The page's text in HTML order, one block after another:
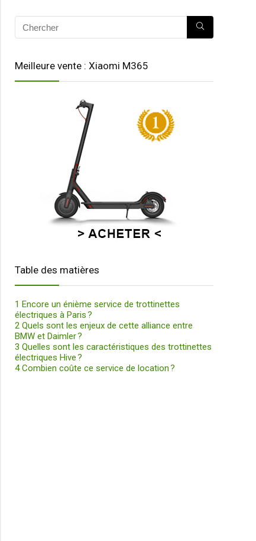
Meilleure vente : Xiaomi M365
Table des matières
1 Encore un énième service de trottinettes
électriques à Paris ?
2 Quels sont les enjeux de cette alliance entre
BMW et Daimler ?
3 Quelles sont les caractéristiques des trottinettes
électriques Hive ?
4Combien coûte ce service de location ?